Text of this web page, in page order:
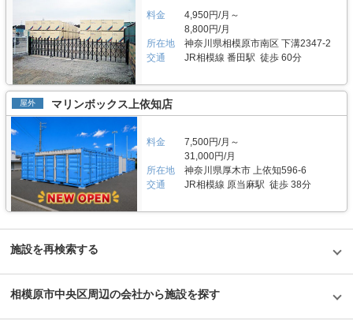
用スペースを管理しているエリアリンク株式会社。2016年頃、西東京エリ
アで試験的にはじめた駐車場タイプのバイクパーキングは当初ここまでの拡
大を予想していなかったとのことだが、順調に拡大を続けているという。人
気施設の一つである足立区の「ハローバイクボックス足立竹ノ塚パート2」
は、風雨による汚れや浸食防止に強いBOXシェローを採用しており、東証
マザーズ上場企業が運営しているバイク専用のスペースなので、安心して利
用できると思った。
リティや安全面について教えてください。 トランクハウス24で細心の注意
を払っているのが空気の流れ。外が寒いから中は暖かくではなく、結露やカ
ビができないように温度調整が必要で、その鍵を握るのが、各階に数点設置
しているサーキュレーター。風を送り込み部屋の空気を循環させることで荷
物を保管するのに最適な環境を1年中作り出しています。また、トランクハ
ウス24東中野店では、スマートキーや専用アプリによる鍵の解錠施錠にも
対応。警備会社と契約をしているため、万が一のことがあっても対応できる
ことはもちろん、小さなトラブルでも問い合わせれば、自社の物件管理部隊
がすぐに駆けつける体制も整備しています。 費用や契約について教えてく
ださい。 簡単手続き。スマートキーを採用したことで、その場で専用アプ
リを使って施設のエントランスキーを解錠でき、スタッフの立会いがなくて
もスムーズに内覧できます。また、Webやスマホのみでも契約申し込みが
できるので、最短即日利用も可能です。不明点があれば、お気軽にお問い合
わせください。 編集後記 誰もが知っているキャラクター「キティちゃん」
がビル正面に大きく貼られているトランクハウス24。インパクトがありな
がらも、街の景色に馴染んでいる親しみやすい印象を受けた。2018年から
開始した新しいトランクルームのサービスだが、そのはじめたきっかけをお
国内トップシェアを誇る企業だが、郊外にあることも多く、車を利用して自
いたいときに使える場所にあるという利点があり、女性が使いずらいという
イメージも安心のセキュリティやクリーンで清潔な部屋といった機能面でも
カバーしている。一度使ってみるとその便利さが気に入り、長く継続して使
料金
4,950円/月～
8,800円/月
所在地
神奈川県相模原市南区 下溝2347-2
交通
JR相模線 番田駅 徒歩 60分
屋外 マリンボックス上依知店
料金
7,500円/月～
31,000円/月
所在地
神奈川県厚木市 上依知596-6
交通
JR相模線 原当麻駅 徒歩 38分
施設を再検索する
相模原市中央区周辺の会社から施設を探す